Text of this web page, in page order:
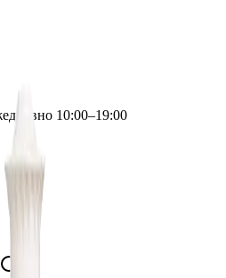
10:00–19:00